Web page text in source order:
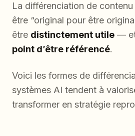
La différenciation de
être “original pour être
être distinctement utile —
point d’être référencé.
Voici les formes de
systèmes AI tendent à
transformer en stratégie